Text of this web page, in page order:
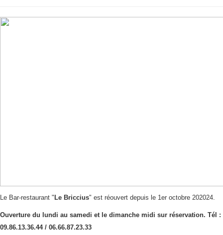
Le Bar-restaurant " Le Briccius" est réouvert depuis le 1er octobre 202024.
Ouverture du lundi au samedi et le dimanche midi sur réservation. Tél :
09.86.13.36.44 / 06.66.87.23.33